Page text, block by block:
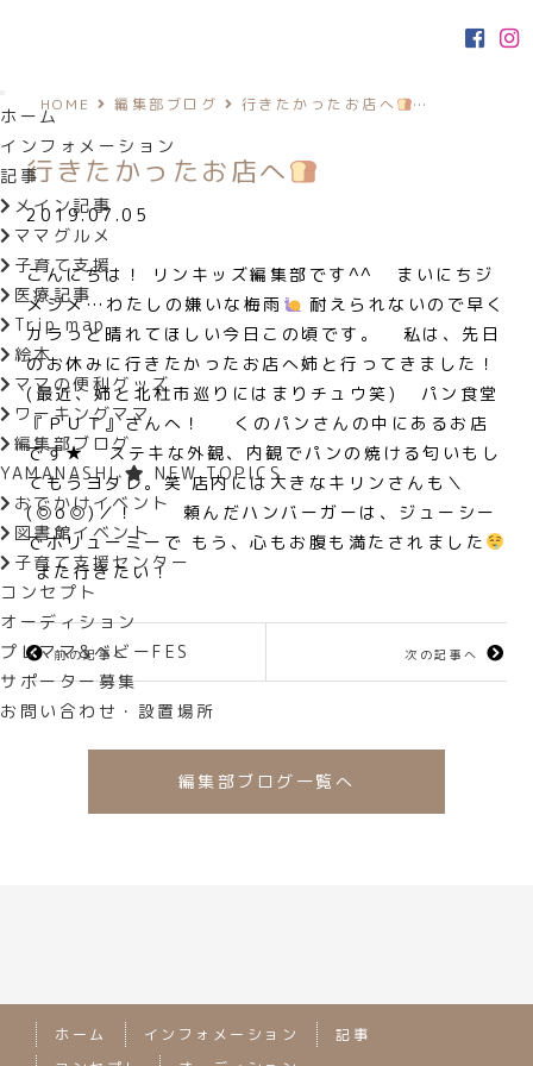
ホーム
インフォメーション
記事
メイン記事
ママグルメ
子育て支援
医療記事
Trip map
絵本
ママの便利グッズ
ワーキングママ
編集部ブログ
YAMANASHI
NEW TOPICS
おでかけイベント
図書館イベント
子育て支援センター
コンセプト
オーディション
プレママ&ベビーFES
サポーター募集
お問い合わせ・設置場所
HOME 編集部ブログ 行きたかったお店へ …
行きたかったお店へ
2019.07.05
こんにちは！ リンキッズ編集部です^^ まいにちジ
メジメ…わたしの嫌いな梅雨
耐えられないので早く
カラっと晴れてほしい今日この頃です。 私は、先日
のお休みに行きたかったお店へ姉と行ってきました！
(最近、姉と北杜市巡りにはまりチュウ笑) パン食堂
『ＰＵＴ』さんへ！
くのパンさんの中にあるお店
です★ ステキな外観、内観でパンの焼ける匂いもし
てもうヨダレ。笑 店内には大きなキリンさんも＼
(◎o◎)／！頼んだハンバーガーは、ジューシー
でボリューミーで もう、心もお腹も満たされました
また行きたい！
前の記事へ 次の記事へ
編集部ブログ一覧へ
ホーム インフォメーション
記事